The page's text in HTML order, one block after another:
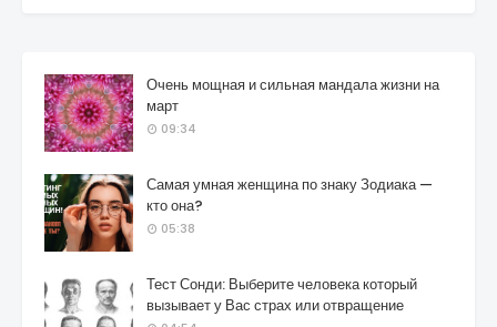
Очень мощная и сильная мандала жизни на
март
09:34
Самая умная женщина по знаку Зодиака —
кто она?
05:38
Тест Сонди: Выберите человека который
вызывает у Вас страх или отвращение